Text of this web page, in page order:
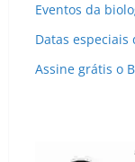
Eventos da
Datas especiais
Assine grátis o